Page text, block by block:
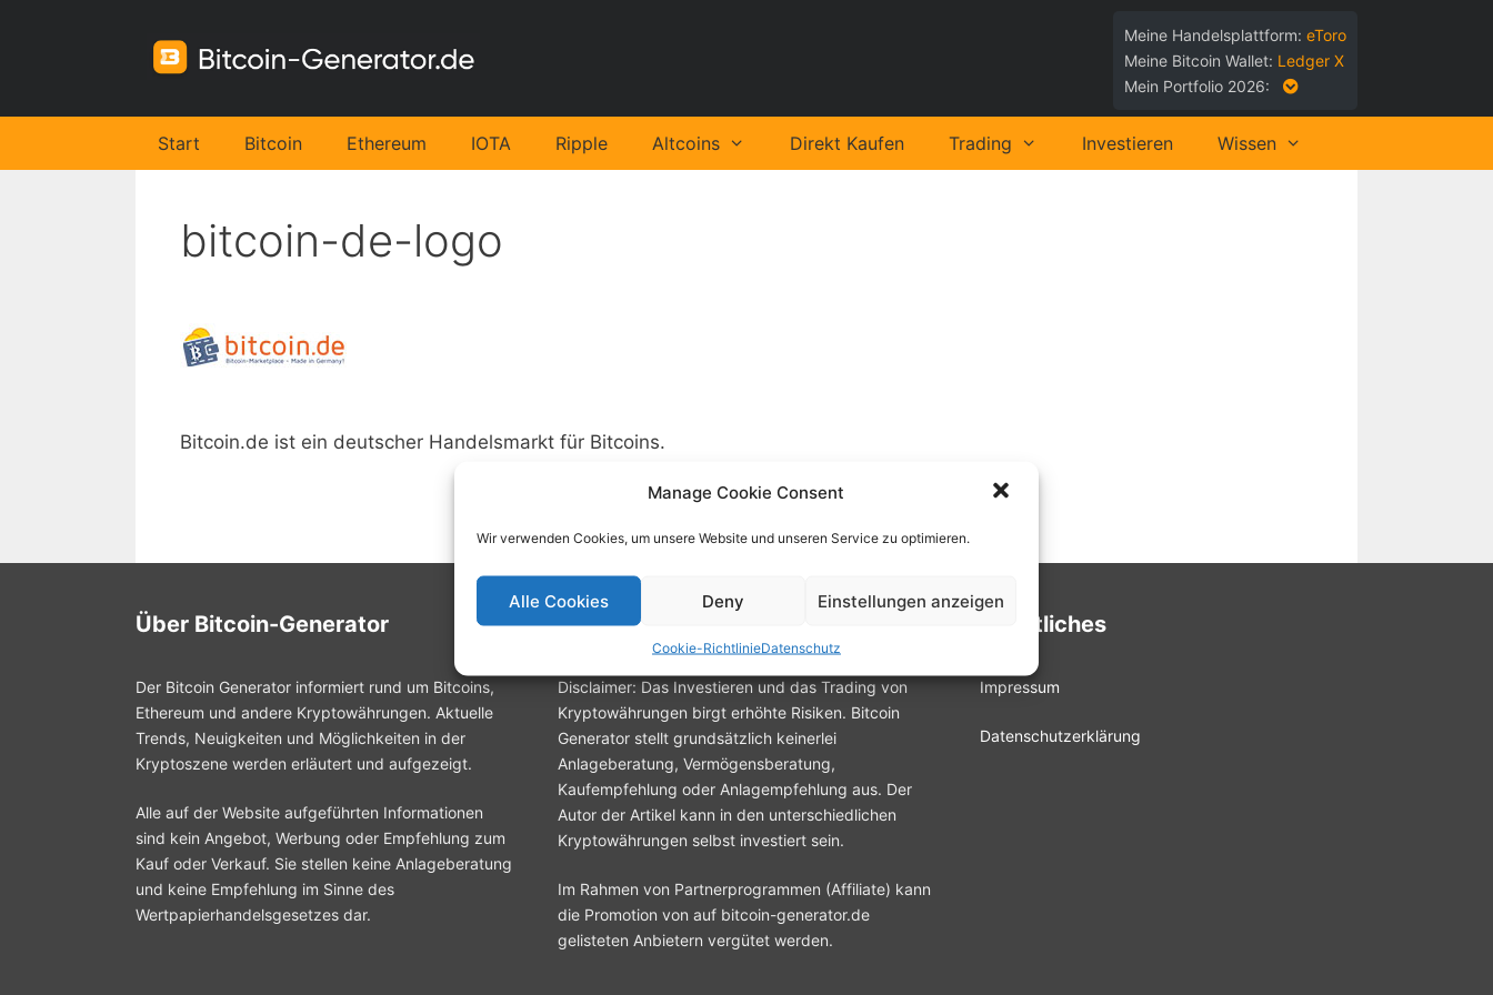
Manage Cookie Consent
Wir verwenden Cookies, um unsere Website und unseren Service zu optimieren.
Alle Cookies Deny Einstellungen anzeigen
Cookie-RichtlinieDatenschutz
Meine Handelsplattform: eToro
Meine Bitcoin Wallet: Ledger X
Mein Portfolio 2026:
Start Bitcoin Ethereum IOTA Ripple Altcoins Direkt Kaufen Trading Investieren Wissen
bitcoin-de-logo
Bitcoin.de ist ein deutscher Handelsmarkt für Bitcoins.
Über Bitcoin-Generator
Der Bitcoin Generator informiert rund um Bitcoins,
Ethereum und andere Kryptowährungen. Aktuelle
Trends, Neuigkeiten und Möglichkeiten in der
Kryptoszene werden erläutert und aufgezeigt.
Alle auf der Website aufgeführten Informationen
sind kein Angebot, Werbung oder Empfehlung zum
Kauf oder Verkauf. Sie stellen keine Anlageberatung
und keine Empfehlung im Sinne des
Wertpapierhandelsgesetzes dar.
Investieren in Kryptowährungen
Disclaimer: Das Investieren und das Trading von
Kryptowährungen birgt erhöhte Risiken. Bitcoin
Generator stellt grundsätzlich keinerlei
Anlageberatung, Vermögensberatung,
Kaufempfehlung oder Anlagempfehlung aus. Der
Autor der Artikel kann in den unterschiedlichen
Kryptowährungen selbst investiert sein.
Im Rahmen von Partnerprogrammen (Affiliate) kann
die Promotion von auf bitcoin-generator.de
gelisteten Anbietern vergütet werden.
Rechtliches
Impressum
Datenschutzerklärung